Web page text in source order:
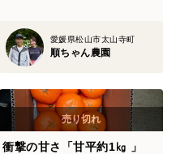
愛媛県松山市太山寺町
順ちゃん農園
衝撃の甘さ「甘平約1㎏ 」